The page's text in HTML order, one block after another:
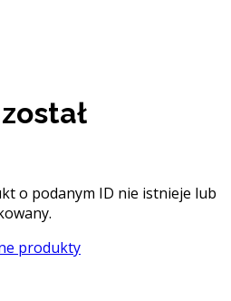
o podanym ID nie istnieje lub
produkty